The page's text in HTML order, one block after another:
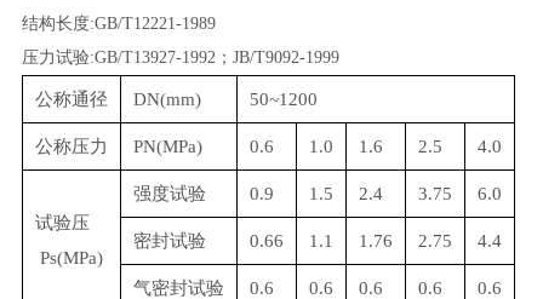
结构长度:GB/T12221-1989
压力试验:GB/T13927-1992 ； JB/T9092-1999
公称通径 DN(mm) 50~1200
公称压力 PN(MPa) 0.6 1.0 1.6 2.5 4.0
试验压
Ps(MPa)
强度试验 0.9 1.5 2.4 3.75 6.0
密封试验 0.66 1.1 1.76 2.75 4.4
气密封试验 0.6 0.6 0.6 0.6 0.6